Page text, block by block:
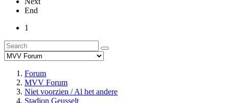
End
1
Forum
MVV Forum
Niet voorzien / Al het andere
Stadion Geusselt